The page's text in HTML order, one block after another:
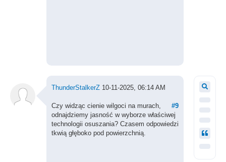
ThunderStalkerZ10-11-2025, 06:14 AM
#9
Czy widząc cienie wilgoci na murach,
odnajdziemy jasność w wyborze właściwej
technologii osuszania? Czasem odpowiedzi
tkwią głęboko pod powierzchnią.